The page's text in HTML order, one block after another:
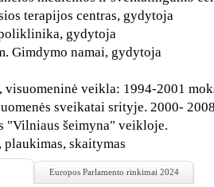
terapijos centras, gydytoja
gydytoja
Gimdymo namai, gydytoja
visuomeninė veikla: 1994-2001
sveikatai srityje. 2000-
"Vilniaus šeimyna" veikloje.
skaitymas
Europos Parlamento rinkimai 2024